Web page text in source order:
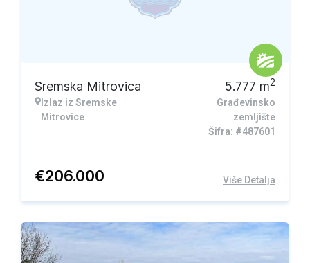
Sremska Mitrovica
Izlaz iz Sremske
Mitrovice
5.777 m2
Građevinsko
zemljište
Šifra: #487601
€206.000 Više Detalja